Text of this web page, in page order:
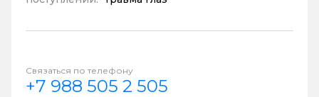
Связаться по телефону
+7 988 505 2 505